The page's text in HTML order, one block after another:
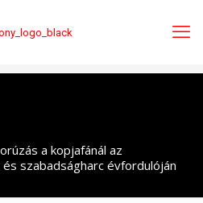
a kopjafánál az
szabadságharc évfordulóján